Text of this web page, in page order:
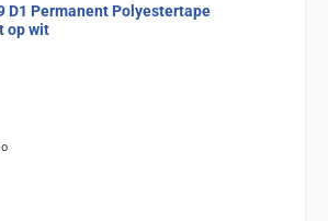
D1 Permanent Polyestertape
op wit